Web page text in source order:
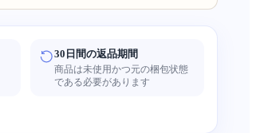
30日間の返品期間
商品は未使用かつ元の梱包状態
である必要があります